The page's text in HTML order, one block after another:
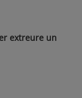
extreure un